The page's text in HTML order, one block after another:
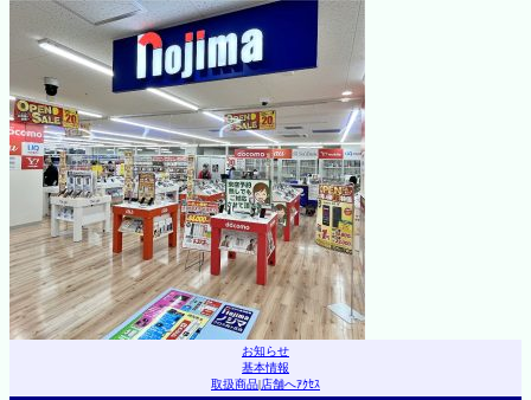
お知らせ
基本情報
取扱商品|店舗へｱｸｾｽ